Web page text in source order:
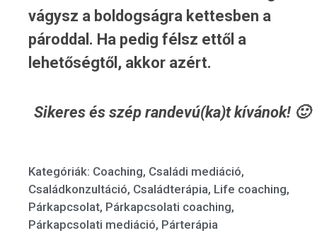
vágysz a boldogságra kettesben a
pároddal. Ha pedig félsz ettől a
lehetőségtől, akkor azért.
Sikeres és szép randevú(ka)t kívánok! 🙂
Kategóriák: Coaching, Családi mediáció,
Családkonzultáció, Családterápia, Life coaching,
Párkapcsolat, Párkapcsolati coaching,
Párkapcsolati mediáció, Párterápia